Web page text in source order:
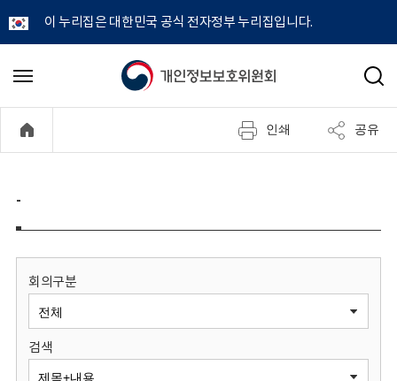
이 누리집은 대한민국 공식 전자정부 누리집입니다.
개
정
보
원
메
기
검
인쇄 공유
-
회의구분
검색